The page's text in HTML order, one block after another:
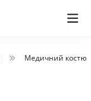
Медичний